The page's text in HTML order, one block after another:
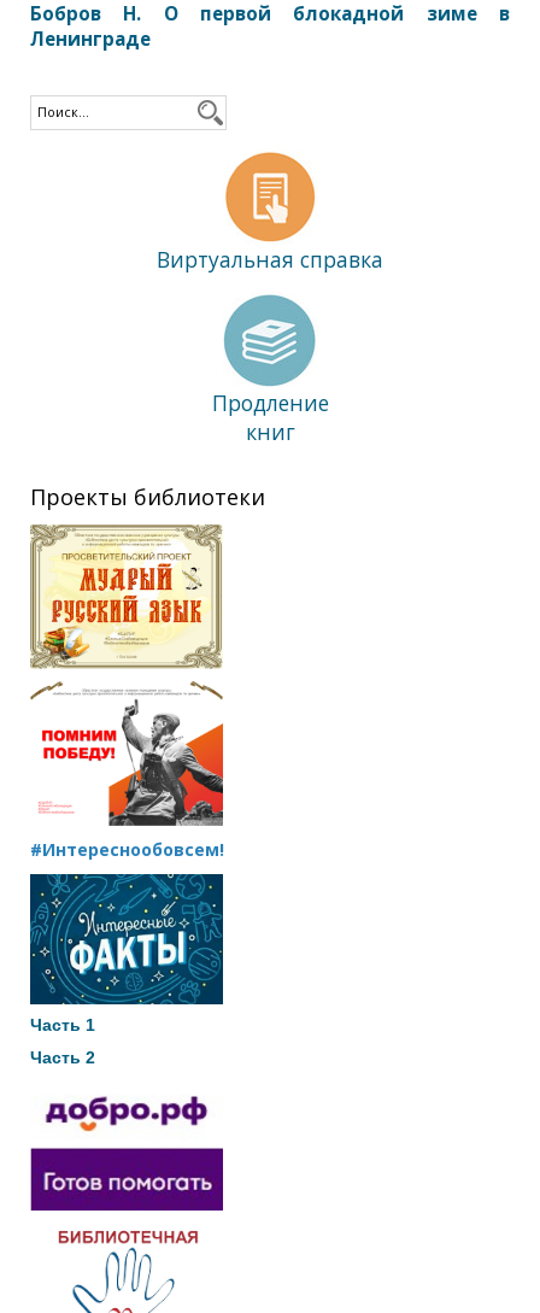
Бобров Н. О первой блокадной зиме в
Ленинграде
Виртуальная справка
Продление
книг
Проекты библиотеки
#Интереснообовсем!
Часть 1
Часть 2